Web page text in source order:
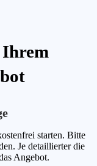
starten. Bitte
Je detaillierter die
Angebot.